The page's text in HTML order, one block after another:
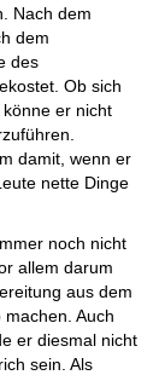
Nach dem
dem
des
Ob sich
er nicht
damit, wenn er
nette Dinge
noch nicht
allem darum
aus dem
Auch
er diesmal nicht
sein. Als